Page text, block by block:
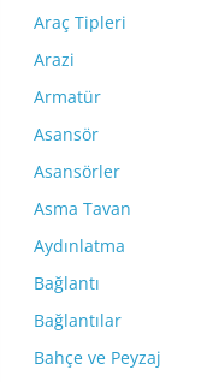
Araç Tipleri
Arazi
Armatür
Asansör
Asansörler
Asma Tavan
Aydınlatma
Bağlantı
Bağlantılar
Bahçe ve Peyzaj